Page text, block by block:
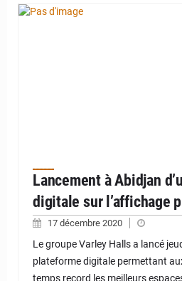
Lancement à Abidjan
digitale sur l’affichage
17 décembre 2020
Le groupe Varley Halls a lancé
plateforme digitale permettant
temps record les meilleurs